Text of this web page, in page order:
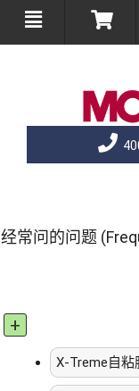
经常问的问题
+
X-Treme自粘